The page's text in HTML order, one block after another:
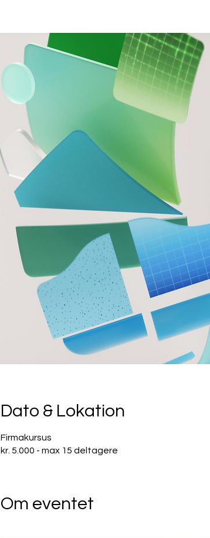
Dato & Lokation
Firmakursus
kr. 5.000 - max 15 deltagere
Om eventet